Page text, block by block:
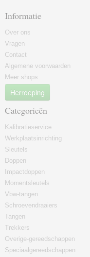
Informatie
Over ons
Vragen
Contact
Algemene voorwaarden
Meer shops
Herroeping
Categorieën
Kalibratieservice
Werkplaatsinrichting
Sleutels
Doppen
Impactdoppen
Momentsleutels
Vbw-tangen
Schroevendraaiers
Tangen
Trekkers
Overige-gereedschappen
Speciaalgereedschappen